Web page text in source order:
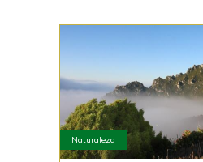
Naturaleza